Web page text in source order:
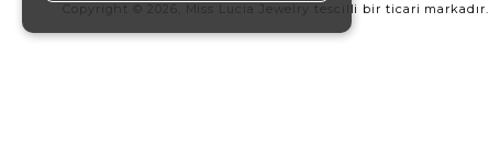
Copyright © 2026, Miss Lucia Jewelry tescilli bir ticari markadır.